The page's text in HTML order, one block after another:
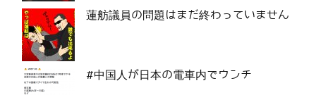
蓮舫議員の問題はまだ終わっていません
#中国人が日本の電車内でウンチ